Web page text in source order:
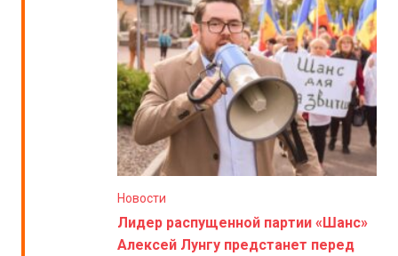
Новости
Лидер распущенной партии «Шанс»
Алексей Лунгу предстанет перед